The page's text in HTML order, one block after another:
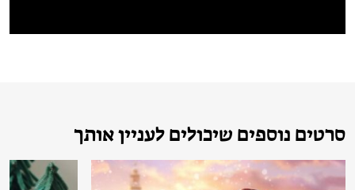
סרטים נוספים שיכולים לעניין אותך